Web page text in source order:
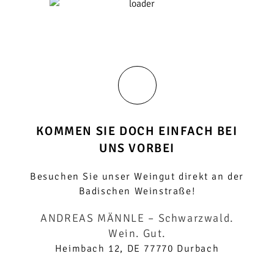
KOMMEN SIE DOCH EINFACH BEI
UNS VORBEI
Besuchen Sie unser Weingut direkt an der
Badischen Weinstraße!
ANDREAS MÄNNLE – Schwarzwald.
Wein. Gut.
Heimbach 12, DE 77770 Durbach